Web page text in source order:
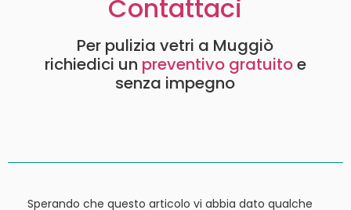
Contattaci
Per pulizia vetri a Muggiò
richiedici un preventivo gratuitoe
senza impegno
Sperando che questo articolo vi abbia dato qualche